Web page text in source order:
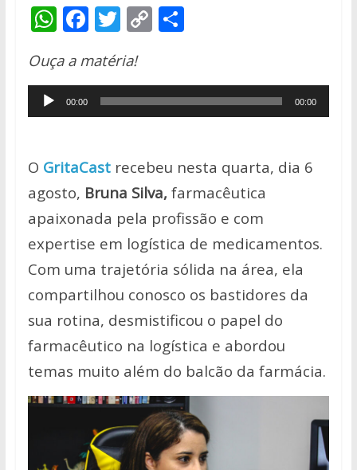
W
at
s
A
p
F
e
b
o
k
T
itt
er
C
y
Li
k
S
e
Ouça a matéria!
Tocador
de
00:00 00:00
O GritaCast recebeu nesta quarta, dia 6
agosto, Bruna Silva, farmacêutica
apaixonada pela profissão e com
expertise em logística de medicamentos.
Com uma trajetória sólida na área, ela
compartilhou conosco os bastidores da
sua rotina, desmistificou o papel do
farmacêutico na logística e abordou
temas muito além do balcão da farmácia.